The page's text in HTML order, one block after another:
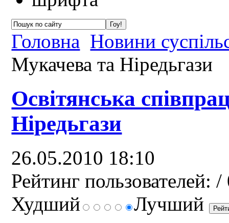
Головна Новини
Мукачева та Ніредьгази
Освітянська
Ніредьгази
26.05.2010 18:10
Рейтинг пользователей: /
Худший
Лучший